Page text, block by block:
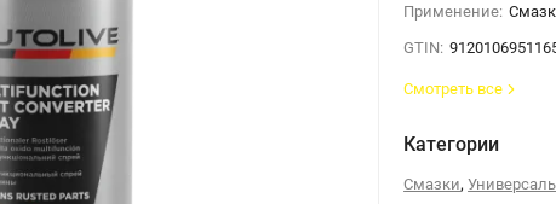
Применение:
GTIN:
Смотреть все
Категории
Смазки,